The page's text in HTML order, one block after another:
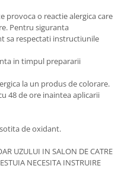
provoca o reactie alergica care
Pentru siguranta
sa respectati instructiunile
in timpul prepararii
la un produs de colorare.
48 de ore inaintea aplicarii
de oxidant.
UZULUI IN SALON DE CATRE
NECESITA INSTRUIRE